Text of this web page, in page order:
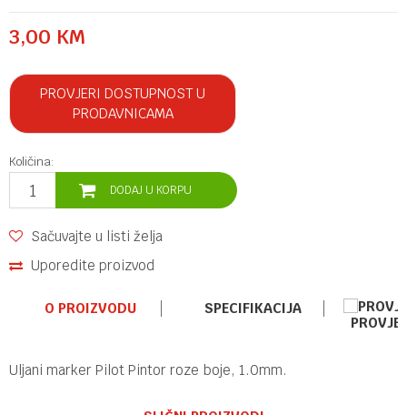
3,00 KM
PROVJERI DOSTUPNOST U
PRODAVNICAMA
Količina:
DODAJ U KORPU
Sačuvajte u listi želja
Uporedite proizvod
O PROIZVODU
SPECIFIKACIJA
Uljani marker Pilot Pintor roze boje, 1.0mm.